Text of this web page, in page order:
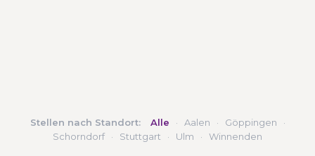
Stellen nach Standort: Alle · Aalen · Göppingen
·
Schorndorf
· Stuttgart · Ulm · Winnenden